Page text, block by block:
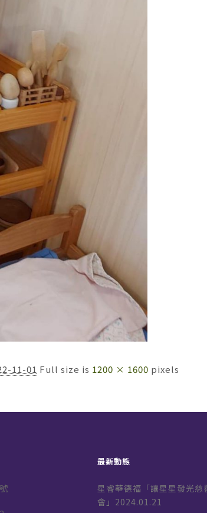
11-01 Full size is 1200 × 1600 pixels
最新動態
星睿華德福「讓星星發光慈
會」2024.01.21